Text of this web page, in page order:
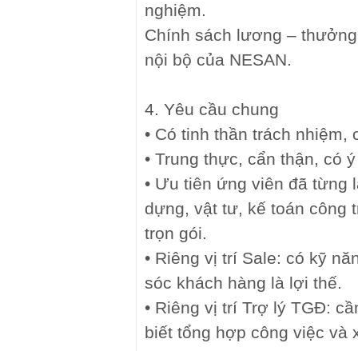
nghiệm.
Chính sách lương –
nội bộ của NESAN.
4. Yêu cầu chung
• Có tinh thần trách
• Trung thực, cẩn thận, có
• Ưu tiên ứng viên đã từng
dựng, vật tư, kế toán công
trọn gói.
• Riêng vị trí Sale: có kỹ
sóc khách hàng là lợi thế.
• Riêng vị trí Trợ lý TGĐ:
biết tổng hợp công việc và